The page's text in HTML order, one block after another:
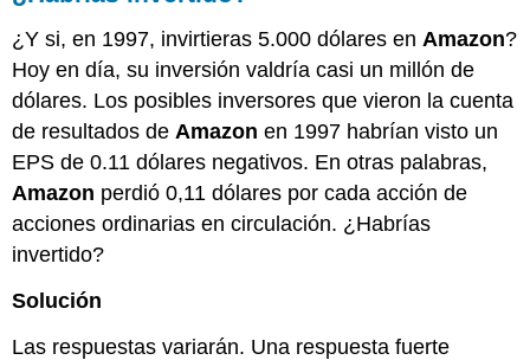
¿Y si, en 1997, invirtieras 5.000 dólares enAmazon?
Hoy en día, su inversión valdría casi un millón de
dólares. Los posibles inversores que vieron la cuenta
de resultados deAmazon en 1997 habrían visto un
EPS de 0.11 dólares negativos. En otras palabras,
Amazon perdió 0,11 dólares por cada acción de
acciones ordinarias en circulación. ¿Habrías
invertido?
Solución
Las respuestas variarán. Una respuesta fuerte